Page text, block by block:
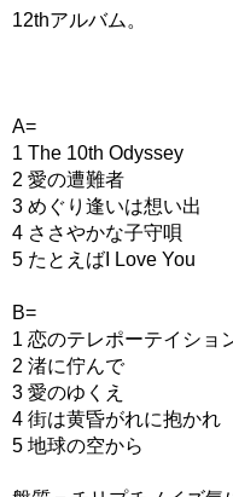
12thアルバム。
A=
1 The 10th Odyssey
2 愛の遭難者
3 めぐり逢いは想い出
4 ささやかな子守唄
5 たとえばI Love You
B=
1 恋のテレポーテイショ
2 渚に佇んで
3 愛のゆくえ
4 街は黄昏がれに抱かれ
5 地球の空から